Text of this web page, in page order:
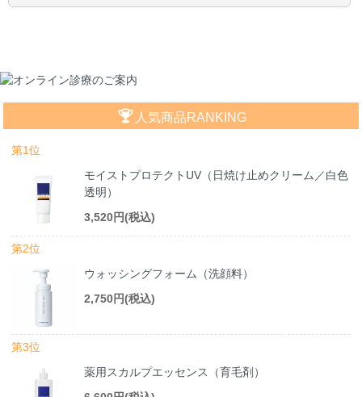
人気商品RANKING
第1位
モイストプロテクトUV（日焼け止めクリーム／白色
透明）
3,520円(税込)
第2位
ウォッシングフォーム（洗顔料）
2,750円(税込)
第3位
薬用スカルプエッセンス（育毛剤）